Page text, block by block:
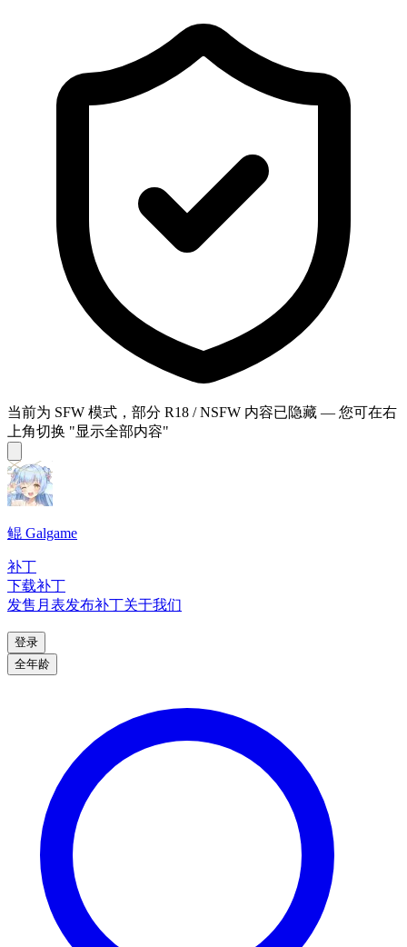
当前为 SFW 模式，部分 R18 / NSFW 内容已隐藏 — 您可在右
上角切换 "显示全部内容"
鲲 Galgame
补丁
下载补丁
发售月表发布补丁关于我们
登录
全年龄